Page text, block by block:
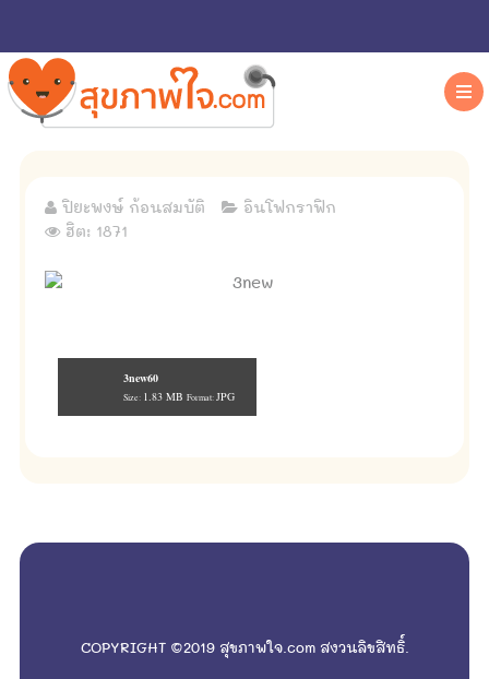
ปิยะพงษ์ ก้อนสมบัติ
อินโฟกราฟิก
ฮิต: 1871
3new60
Size: 1.83 MB Format: JPG
COPYRIGHT ©2019 สุขภาพใจ.com สงวนลิขสิทธิ์.